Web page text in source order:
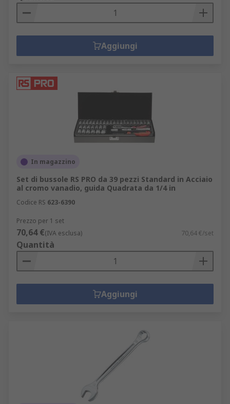
Aggiungi
In magazzino
Set di bussole RS PRO da 39 pezzi Standard in Acciaio
al cromo vanadio, guida Quadrata da 1/4 in
Codice RS 623-6390
Prezzo per 1 set
70,64 €(IVA esclusa) 70,64 €/set
Quantità
Aggiungi